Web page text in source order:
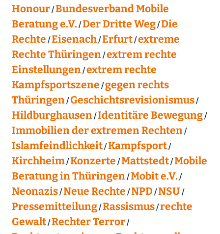
Honour Bundesverband Mobile
Beratung e.V. Der Dritte Weg Die
Rechte Eisenach Erfurt extreme
Rechte Thüringen extrem rechte
Einstellungen extrem rechte
Kampfsportszene gegen rechts
Thüringen Geschichtsrevisionismus
Hildburghausen Identitäre Bewegung
Immobilien der extremen Rechten
Islamfeindlichkeit Kampfsport
Kirchheim Konzerte Mattstedt Mobile
Beratung in Thüringen Mobit e.V.
Neonazis Neue Rechte NPD NSU
Pressemitteilung Rassismus rechte
Gewalt Rechter Terror